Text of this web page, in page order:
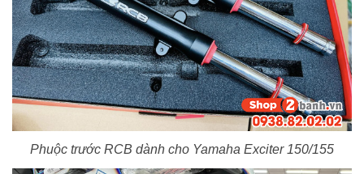
Phuộc trước RCB dành cho Yamaha Exciter 150/155